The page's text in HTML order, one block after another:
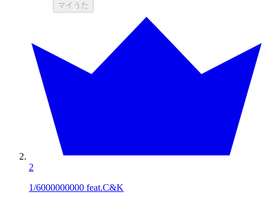
マイうた
2
1/6000000000 feat.C&K